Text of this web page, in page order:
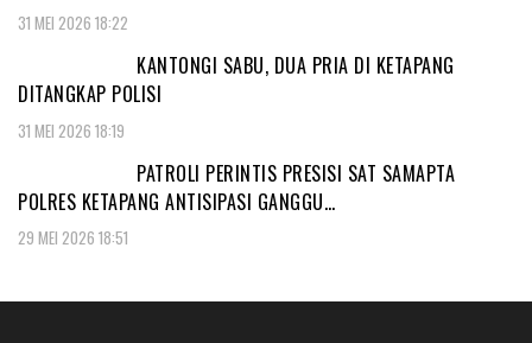
31 MEI 2026 18:22
KANTONGI SABU, DUA PRIA DI KETAPANG
DITANGKAP POLISI
31 MEI 2026 18:19
PATROLI PERINTIS PRESISI SAT SAMAPTA
POLRES KETAPANG ANTISIPASI GANGGU…
29 MEI 2026 18:51